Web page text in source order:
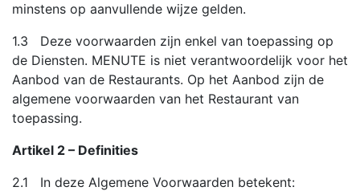
minstens op aanvullende wijze gelden.
1.3 Deze voorwaarden zijn enkel van toepassing op
de Diensten. MENUTE is niet verantwoordelijk voor het
Aanbod van de Restaurants. Op het Aanbod zijn de
algemene voorwaarden van het Restaurant van
toepassing.
Artikel 2 – Definities
2.1 In deze Algemene Voorwaarden betekent: